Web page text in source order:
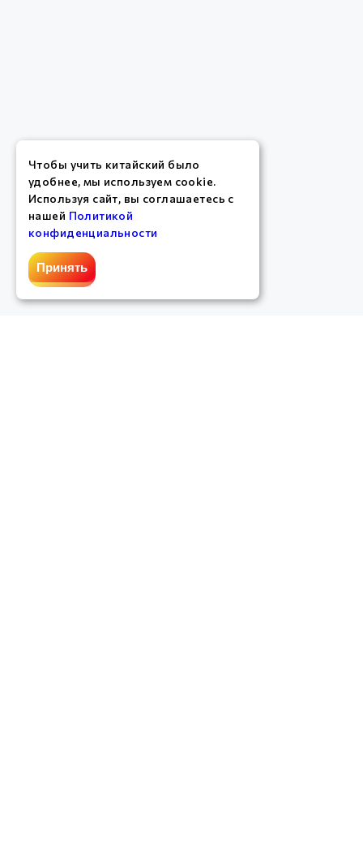
Чтобы учить китайский было
удобнее, мы используем cookie.
Используя сайт, вы соглашаетесь с
нашей Политикой
конфиденциальности
Принять